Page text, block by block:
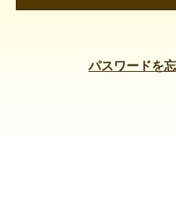
パスワードを